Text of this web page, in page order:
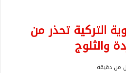
التركية تحذر من
والثلوج
من دقيقة